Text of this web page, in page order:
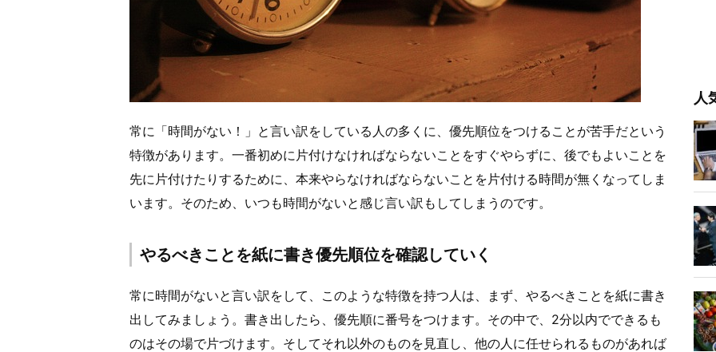
常に「時間がない！」と言い訳をしている人の多くに、優先順位をつけることが苦手だという
特徴があります。一番初めに片付けなければならないことをすぐやらずに、後でもよいことを
先に片付けたりするために、本来やらなければならないことを片付ける時間が無くなってしま
います。そのため、いつも時間がないと感じ言い訳もしてしまうのです。
やるべきことを紙に書き優先順位を確認していく
常に時間がないと言い訳をして、このような特徴を持つ人は、まず、やるべきことを紙に書き
出してみましょう。書き出したら、優先順に番号をつけます。その中で、2分以内でできるも
のはその場で片づけます。そしてそれ以外のものを見直し、他の人に任せられるものがあれば
人